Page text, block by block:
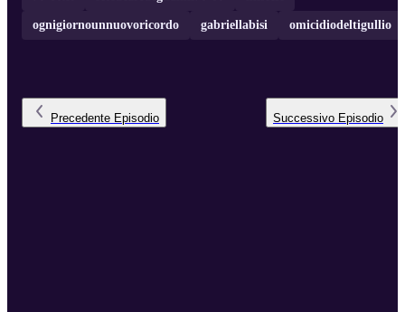
ognigiornounnuovoricordo gabriellabisi omicidiodeltigullio
Precedente Episodio Successivo Episodio